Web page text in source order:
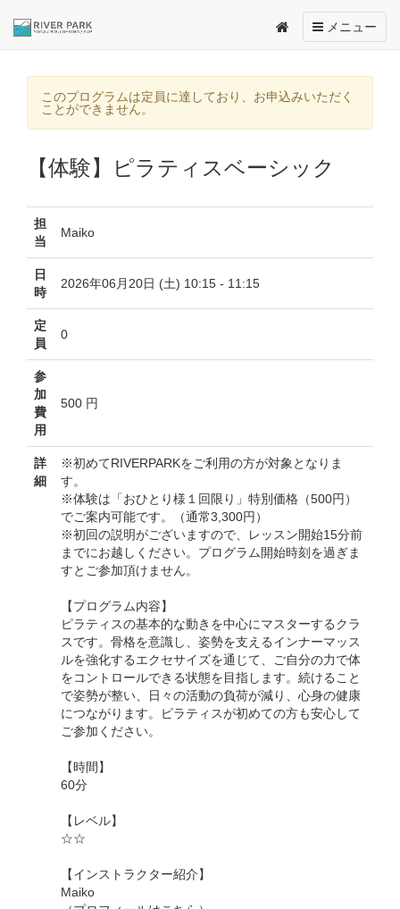
Toggle
navigation
メニュー
このプログラムは定員に達しており、お申込みいただく
ことができません。
【体験】ピラティスベーシック
担
当
Maiko
日
時
2026年06月20日 (土) 10:15 - 11:15
定
員
0
参
加
費
用
500 円
詳
細
※初めてRIVERPARKをご利用の方が対象となりま
す。
※体験は「おひとり様１回限り」特別価格（500円）
でご案内可能です。（通常3,300円）
※初回の説明がございますので、レッスン開始15分前
までにお越しください。プログラム開始時刻を過ぎま
すとご参加頂けません。
【プログラム内容】
ピラティスの基本的な動きを中心にマスターするクラ
スです。骨格を意識し、姿勢を支えるインナーマッス
ルを強化するエクセサイズを通じて、ご自分の力で体
をコントロールできる状態を目指します。続けること
で姿勢が整い、日々の活動の負荷が減り、心身の健康
につながります。ピラティスが初めての方も安心して
ご参加ください。
【時間】
60分
【レベル】
☆☆
【インストラクター紹介】
Maiko